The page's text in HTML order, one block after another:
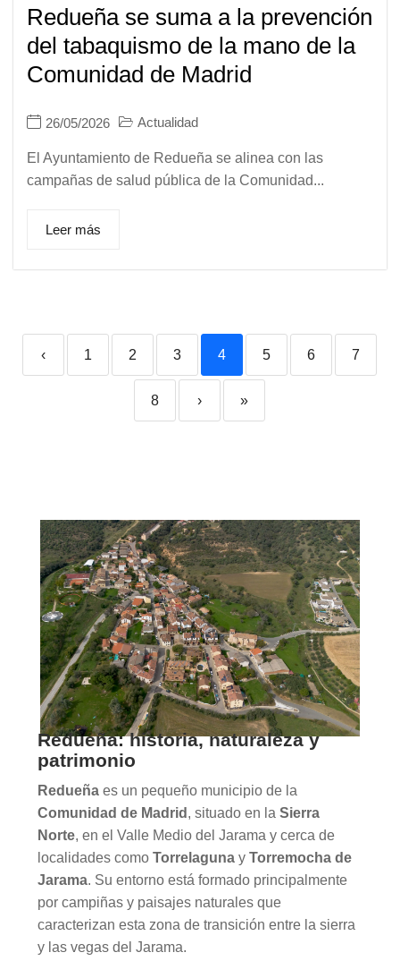
Redueña se suma a la prevención
del tabaquismo de la mano de la
Comunidad de Madrid
26/05/2026 Actualidad
El Ayuntamiento de Redueña se alinea con las
campañas de salud pública de la Comunidad...
Leer más
‹ 1 2 3 4 5 6 7
8 › »
Redueña: historia, naturaleza y
patrimonio
Redueñaes un pequeño municipio de la
Comunidad de Madrid , situado en la Sierra
Norte, en el Valle Medio del Jarama y cerca de
localidades como Torrelagunay Torremocha de
Jarama. Su entorno está formado principalmente
por campiñas y paisajes naturales que
caracterizan esta zona de transición entre la sierra
y las vegas del Jarama.